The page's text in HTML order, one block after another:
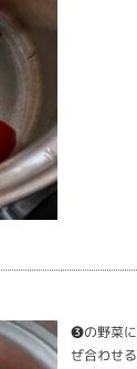
❸の野菜
ぜ合わせる